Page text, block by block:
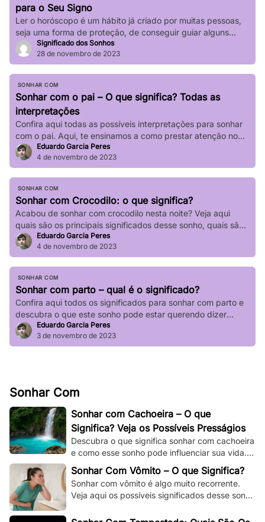
para o Seu Signo
Ler o horóscopo é um hábito já criado por muitas pessoas,
seja uma forma de proteção, de conseguir guiar alguns
passos de sua vida e até mesmo de sair de determinadas
“roubadas”, não é mesmo? Quer saber o que os astros estão
prevendo para seu signo no dia de hoje? Basta verificar
Significado dos Sonhos
28 de novembro de 2023
SONHAR COM
Sonhar com o pai – O que significa? Todas as
interpretações
Confira aqui todas as possíveis interpretações para sonhar
com o pai. Aqui, te ensinamos a como prestar atenção no
seu sonho!Eduardo Garcia Peres
4 de novembro de 2023
SONHAR COM
Sonhar com Crocodilo: o que significa?
Acabou de sonhar com crocodilo nesta noite? Veja aqui
quais são os principais significados desse sonho, quais são
suas principais variações!
Eduardo Garcia Peres
4 de novembro de 2023
SONHAR COM
Sonhar com parto – qual é o significado?
Confira aqui todos os significados para sonhar com parto e
descubra o que este sonho pode estar querendo dizer
sobre a sua vida.
Eduardo Garcia Peres
3 de novembro de 2023
Sonhar Com
Sonhar com Cachoeira – O que
Significa? Veja os Possíveis Presságios
Descubra o que significa sonhar com cachoeira
e como esse sonho pode influenciar sua vida.
Explore os significados espirituais,
psicológicos!
Sonhar Com Vômito – O que Significa?
Sonhar com vômito é algo muito recorrente.
Veja aqui os possíveis significados desse sonho